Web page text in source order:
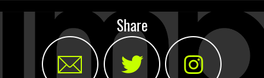
Share